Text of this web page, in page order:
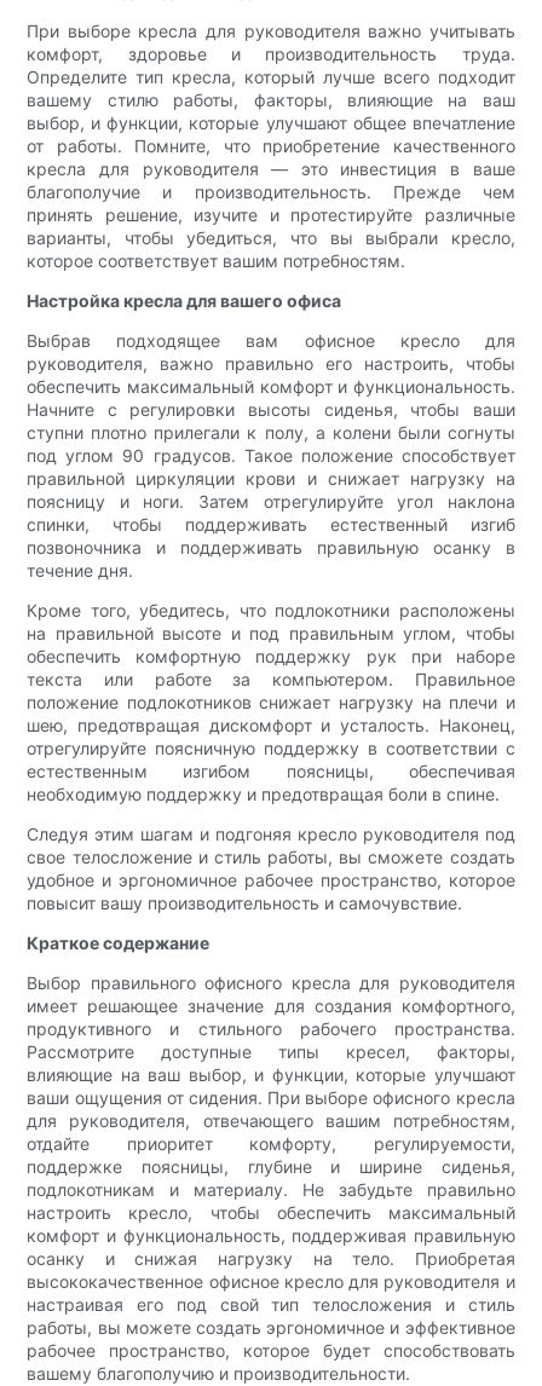
При выборе кресла для руководителя важно учитывать
комфорт, здоровье и производительность труда.
Определите тип кресла, который лучше всего подходит
вашему стилю работы, факторы, влияющие на ваш
выбор, и функции, которые улучшают общее впечатление
от работы. Помните, что приобретение качественного
кресла для руководителя — это инвестиция в ваше
благополучие и производительность. Прежде чем
принять решение, изучите и протестируйте различные
варианты, чтобы убедиться, что вы выбрали кресло,
которое соответствует вашим потребностям.
Настройка кресла для вашего офиса
Выбрав подходящее вам офисное кресло для
руководителя, важно правильно его настроить, чтобы
обеспечить максимальный комфорт и функциональность.
Начните с регулировки высоты сиденья, чтобы ваши
ступни плотно прилегали к полу, а колени были согнуты
под углом 90 градусов. Такое положение способствует
правильной циркуляции крови и снижает нагрузку на
поясницу и ноги. Затем отрегулируйте угол наклона
спинки, чтобы поддерживать естественный изгиб
позвоночника и поддерживать правильную осанку в
течение дня.
Кроме того, убедитесь, что подлокотники расположены
на правильной высоте и под правильным углом, чтобы
обеспечить комфортную поддержку рук при наборе
текста или работе за компьютером. Правильное
положение подлокотников снижает нагрузку на плечи и
шею, предотвращая дискомфорт и усталость. Наконец,
отрегулируйте поясничную поддержку в соответствии с
естественным изгибом поясницы, обеспечивая
необходимую поддержку и предотвращая боли в спине.
Следуя этим шагам и подгоняя кресло руководителя под
свое телосложение и стиль работы, вы сможете создать
удобное и эргономичное рабочее пространство, которое
повысит вашу производительность и самочувствие.
Краткое содержание
Выбор правильного офисного кресла для руководителя
имеет решающее значение для создания комфортного,
продуктивного и стильного рабочего пространства.
Рассмотрите доступные типы кресел, факторы,
влияющие на ваш выбор, и функции, которые улучшают
ваши ощущения от сидения. При выборе офисного кресла
для руководителя, отвечающего вашим потребностям,
отдайте приоритет комфорту, регулируемости,
поддержке поясницы, глубине и ширине сиденья,
подлокотникам и материалу. Не забудьте правильно
настроить кресло, чтобы обеспечить максимальный
комфорт и функциональность, поддерживая правильную
осанку и снижая нагрузку на тело. Приобретая
высококачественное офисное кресло для руководителя и
настраивая его под свой тип телосложения и стиль
работы, вы можете создать эргономичное и эффективное
рабочее пространство, которое будет способствовать
вашему благополучию и производительности.